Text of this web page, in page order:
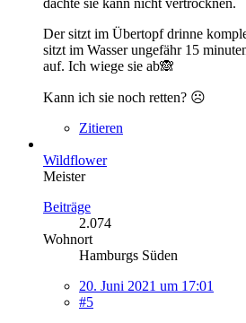
Der sitzt im Übertopf drinne
sitzt im Wasser ungefähr 15
auf. Ich wiege sie ab🙈
Kann ich sie noch retten? ☹
Zitieren
Wildflower
Meister
Beiträge
2.074
Wohnort
Hamburgs Süden
20. Juni 2021 um 17:01
#5